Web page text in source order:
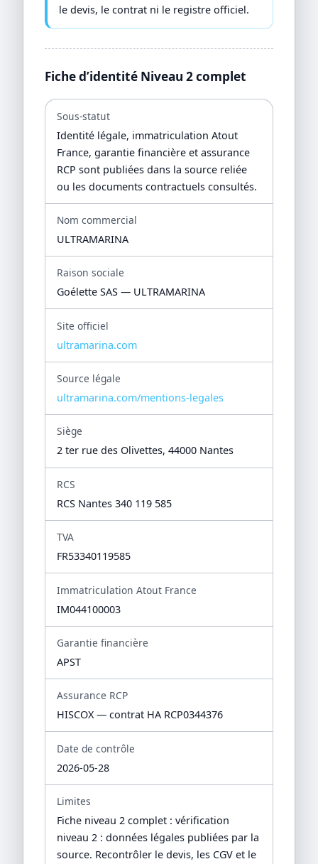
le devis, le contrat ni le registre officiel.
Fiche d’identité Niveau 2 complet
Sous-statut
Identité légale, immatriculation Atout
France, garantie financière et assurance
RCP sont publiées dans la source reliée
ou les documents contractuels consultés.
Nom commercial
ULTRAMARINA
Raison sociale
Goélette SAS — ULTRAMARINA
Site officiel
ultramarina.com
Source légale
ultramarina.com/mentions-legales
Siège
2 ter rue des Olivettes, 44000 Nantes
RCS
RCS Nantes 340 119 585
TVA
FR53340119585
Immatriculation Atout France
IM044100003
Garantie financière
APST
Assurance RCP
HISCOX — contrat HA RCP0344376
Date de contrôle
2026-05-28
Limites
Fiche niveau 2 complet : vérification
niveau 2 : données légales publiées par la
source. Recontrôler le devis, les CGV et le